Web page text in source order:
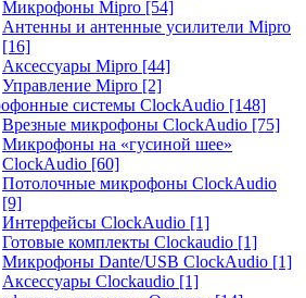
Микрофоны Mipro [54]
Антенны и антенные усилители Mipro
[16]
Аксессуары Mipro [44]
Управление Mipro [2]
системы ClockAudio [148]
Врезные микрофоны ClockAudio [75]
Микрофоны на «гусиной шее»
ClockAudio [60]
Потолочные микрофоны ClockAudio
[9]
Интерфейсы ClockAudio [1]
Готовые комплекты Clockaudio [1]
Микрофоны Dante/USB ClockAudio [1]
Аксессуары Clockaudio [1]